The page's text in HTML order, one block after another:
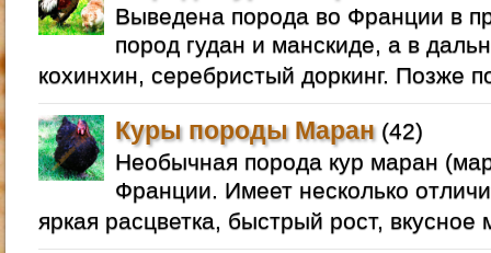
Выведена порода во Франции в
пород гудан и манскиде, а в
кохинхин, серебристый доркинг. Позже
Куры породы Маран(42)
Необычная порода кур маран
Франции. Имеет несколько
яркая расцветка, быстрый рост,